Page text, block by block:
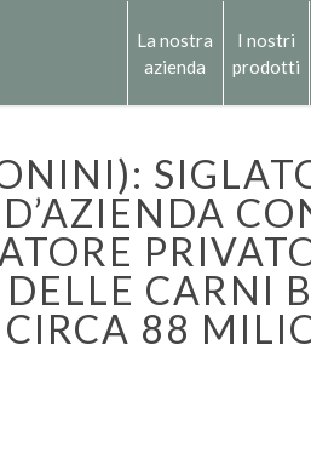
La nostra
azienda
I nostri
prodotti
CARNI
88